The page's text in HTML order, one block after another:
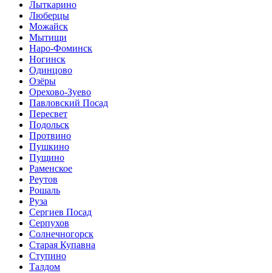
Лыткарино
Люберцы
Можайск
Мытищи
Наро-Фоминск
Ногинск
Одинцово
Озёры
Орехово-Зуево
Павловский Посад
Пересвет
Подольск
Протвино
Пушкино
Пущино
Раменское
Реутов
Рошаль
Руза
Сергиев Посад
Серпухов
Солнечногорск
Старая Купавна
Ступино
Талдом